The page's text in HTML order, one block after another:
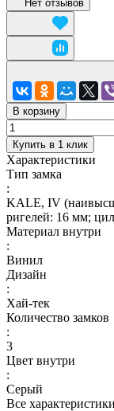
Нет отзывов
В корзину
Купить в 1 клик
Характеристики
Тип замка
:
KALE, IV
ригелей: 16 мм;
Материал внутри
:
Винил
Дизайн
:
Хай-тек
Количество замков
:
3
Цвет внутри
:
Серый
Все характеристики